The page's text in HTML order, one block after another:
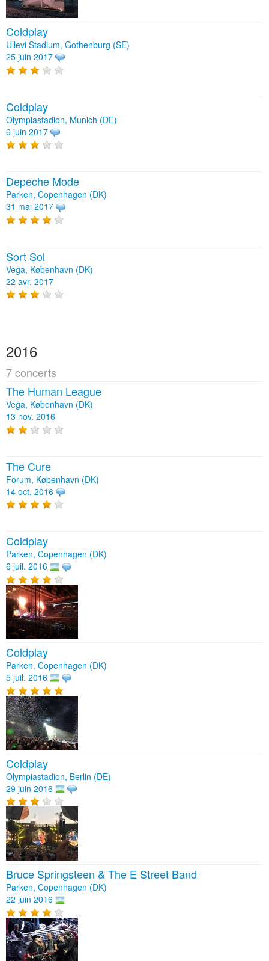
Coldplay
Ullevi Stadium, Gothenburg (SE)
25 juin 2017
Coldplay
Olympiastadion, Munich (DE)
6 juin 2017
Depeche Mode
Parken, Copenhagen (DK)
31 mai 2017
Sort Sol
Vega, København (DK)
22 avr. 2017
2016
7 concerts
The Human League
Vega, København (DK)
13 nov. 2016
The Cure
Forum, København (DK)
14 oct. 2016
Coldplay
Parken, Copenhagen (DK)
6 juil. 2016
Coldplay
Parken, Copenhagen (DK)
5 juil. 2016
Coldplay
Olympiastadion, Berlin (DE)
29 juin 2016
Bruce Springsteen & The E Street Band
Parken, Copenhagen (DK)
22 juin 2016